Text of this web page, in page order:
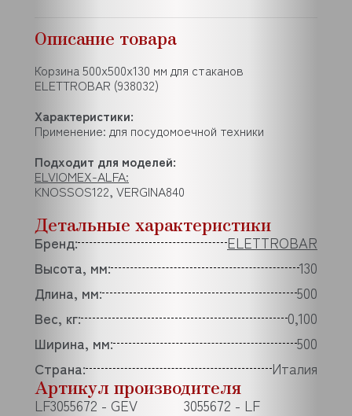
Описание товара
Корзина 500x500x130 мм для стаканов
ELETTROBAR (938032)
Характеристики:
Применение: для посудомоечной техники
Подходит для моделей:
ELVIOMEX-ALFA:
KNOSSOS122, VERGINA840
Детальные характеристики
Бренд:
ELETTROBAR
Высота, мм:
130
Длина, мм:
500
Вес, кг:
0,100
Ширина, мм:
500
Страна:
Италия
Артикул производителя
LF3055672 - GEV 3055672 - LF